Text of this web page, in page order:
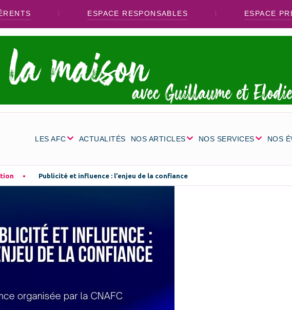
ESPACE RESPONSABLES ESPACE
LES AFC ACTUALITÉS NOS ARTICLES NOS SERVICES NOS
Publicité et influence : l’enjeu de la confiance